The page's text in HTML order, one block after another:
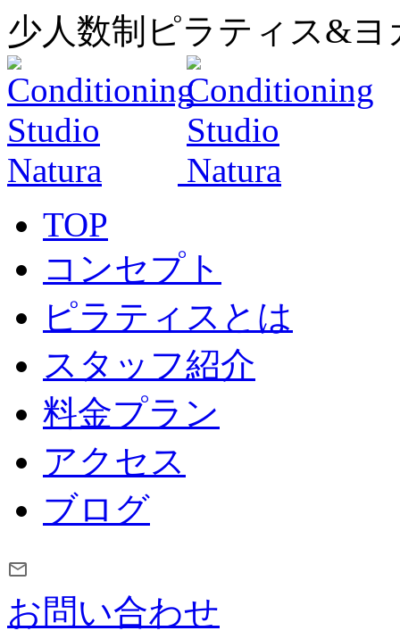
少人数制ピラティス&ヨ
TOP
コンセプト
ピラティスとは
スタッフ紹介
料金プラン
アクセス
ブログ
お問い合わせ